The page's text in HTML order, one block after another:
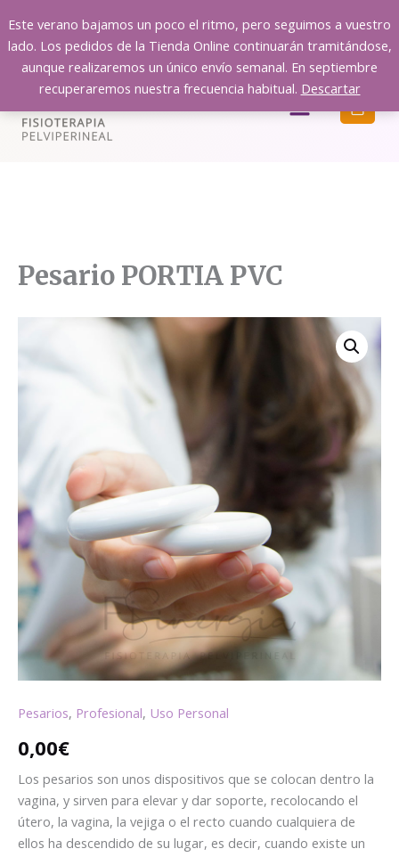
Este verano bajamos un poco el ritmo, pero seguimos a vuestro
lado. Los pedidos de la Tienda Online continuarán tramitándose,
aunque realizaremos un único envío semanal. En septiembre
recuperaremos nuestra frecuencia habitual. Descartar
contenido
Menú
Pesario PORTIA PVC
Pesarios, Profesional, Uso Personal
0,00€
Los pesarios son unos dispositivos que se colocan dentro la
vagina, y sirven para elevar y dar soporte, recolocando el
útero, la vagina, la vejiga o el recto cuando cualquiera de
ellos ha descendido de su lugar, es decir, cuando existe un
Pesario
PORTIA
PVC
62mm
cantidad
Pesario
PORTIA
PVC
65mm
cantidad
Pesario
PORTIA
PVC
68mm
cantidad
Pesario
PORTIA
PVC
71mm
cantidad
Pesario
PORTIA
PVC
74mm
cantidad
Pesario
PORTIA
PVC
77mm
cantidad
Pesario
PORTIA
PVC
80mm
cantidad